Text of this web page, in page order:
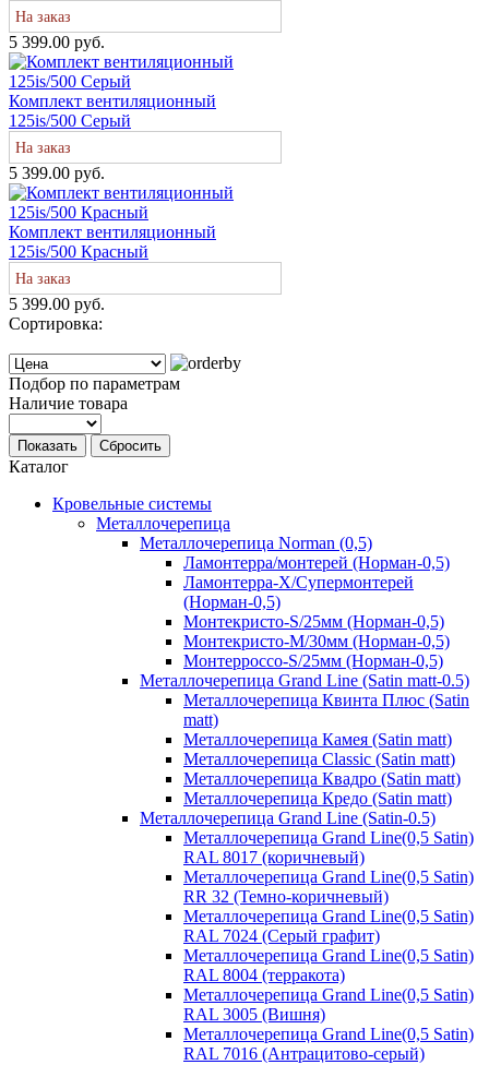
На заказ
5 399.00 руб.
Комплект вентиляционный
125is/500 Серый
На заказ
5 399.00 руб.
Комплект вентиляционный
125is/500 Красный
На заказ
5 399.00 руб.
Сортировка:
Подбор по параметрам
Наличие товара
Показать Сбросить
Каталог
Кровельные системы
Металлочерепица
Металлочерепица Norman (0,5)
Ламонтерра/монтерей (Норман-0,5)
Ламонтерра-Х/Супермонтерей
(Норман-0,5)
Монтекристо-S/25мм (Норман-0,5)
Монтекристо-M/30мм (Норман-0,5)
Монтерроссо-S/25мм (Норман-0,5)
Металлочерепица Grand Line (Satin matt-0.5)
Металлочерепица Квинта Плюс (Satin
matt)
Металлочерепица Камея (Satin matt)
Металлочерепица Classic (Satin matt)
Металлочерепица Квадро (Satin matt)
Металлочерепица Кредо (Satin matt)
Металлочерепица Grand Line (Satin-0.5)
Металлочерепица Grand Line(0,5 Satin)
RAL 8017 (коричневый)
Металлочерепица Grand Line(0,5 Satin)
RR 32 (Темно-коричневый)
Металлочерепица Grand Line(0,5 Satin)
RAL 7024 (Серый графит)
Металлочерепица Grand Line(0,5 Satin)
RAL 8004 (терракота)
Металлочерепица Grand Line(0,5 Satin)
RAL 3005 (Вишня)
Металлочерепица Grand Line(0,5 Satin)
RAL 7016 (Антрацитово-серый)